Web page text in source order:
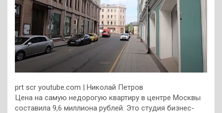
prt scr youtube.com | Николай Петров
Цена на самую недорогую квартиру в центре Москвы
составила 9,6 миллиона рублей. Это студия бизнес-